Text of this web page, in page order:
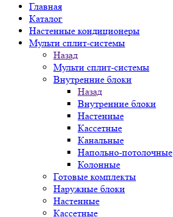
Главная
Каталог
Настенные кондиционеры
Мульти сплит-системы
Назад
Мульти сплит-системы
Внутренние блоки
Назад
Внутренние блоки
Настенные
Кассетные
Канальные
Напольно-потолочные
Колонные
Готовые комплекты
Наружные блоки
Настенные
Кассетные